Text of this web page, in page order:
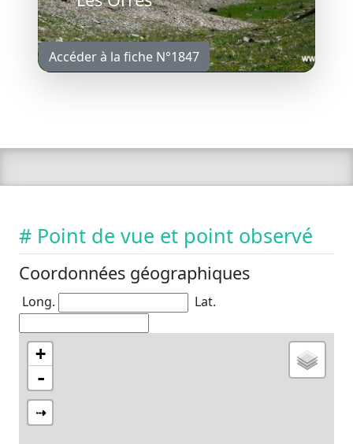
Accéder à la fiche N°1847
# Point de vue et point observé
Coordonnées géographiques
Long. Lat.
+
-
⇢